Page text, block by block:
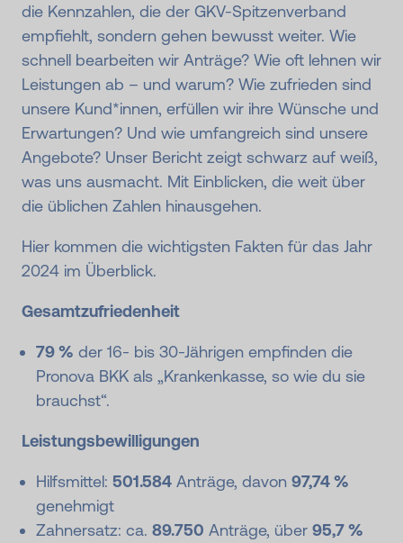
die Kennzahlen, die der GKV-Spitzenverband
empfiehlt, sondern gehen bewusst weiter. Wie
schnell bearbeiten wir Anträge? Wie oft lehnen wir
Leistungen ab – und warum? Wie zufrieden sind
unsere Kund*innen, erfüllen wir ihre Wünsche und
Erwartungen? Und wie umfangreich sind unsere
Angebote? Unser Bericht zeigt schwarz auf weiß,
was uns ausmacht. Mit Einblicken, die weit über
die üblichen Zahlen hinausgehen.
Hier kommen die wichtigsten Fakten für das Jahr
2024 im Überblick.
Gesamtzufriedenheit
79 % der 16- bis 30-Jährigen empfinden die
Pronova BKK als „Krankenkasse, so wie du sie
brauchst“.
Leistungsbewilligungen
Hilfsmittel:501.584 Anträge, davon97,74 %
genehmigt
Zahnersatz: ca.89.750 Anträge, über95,7 %